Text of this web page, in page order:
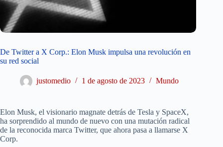
De Twitter a X Corp.: Elon Musk impulsa una revolución en
su red social
justomedio 1 de agosto de 2023 Mundo
Elon Musk, el visionario magnate detrás de Tesla y SpaceX,
ha sorprendido al mundo de nuevo con una mutación radical
de la reconocida marca Twitter, que ahora pasa a llamarse X
Corp.